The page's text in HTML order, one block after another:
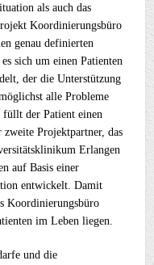
als auch das
Koordinierungsbüro
genau definierten
sich um einen Patienten
der die Unterstützung
alle Probleme
füllt der Patient einen
Projektpartner, das
Erlangen
auf Basis einer
entwickelt. Damit
Koordinierungsbüro
im Leben liegen.
und die